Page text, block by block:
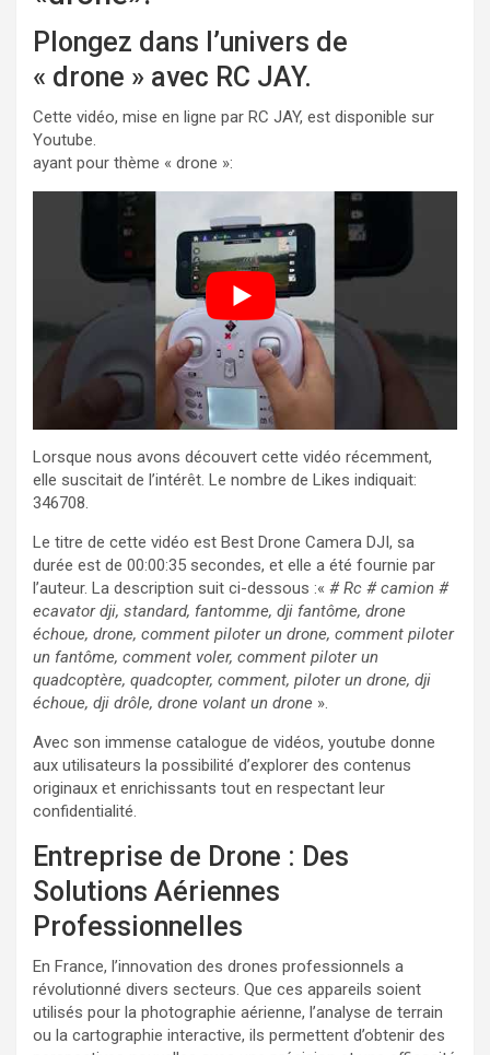
Plongez dans l’univers de
« drone » avec RC JAY.
Cette vidéo, mise en ligne par RC JAY, est disponible sur
Youtube.
ayant pour thème « drone »:
Lorsque nous avons découvert cette vidéo récemment,
elle suscitait de l’intérêt. Le nombre de Likes indiquait:
346708.
Le titre de cette vidéo est Best Drone Camera DJI, sa
durée est de 00:00:35 secondes, et elle a été fournie par
l’auteur. La description suit ci-dessous :« # Rc # camion #
ecavator dji, standard, fantomme, dji fantôme, drone
échoue, drone, comment piloter un drone, comment piloter
un fantôme, comment voler, comment piloter un
quadcoptère, quadcopter, comment, piloter un drone, dji
échoue, dji drôle, drone volant un drone ».
Avec son immense catalogue de vidéos, youtube donne
aux utilisateurs la possibilité d’explorer des contenus
originaux et enrichissants tout en respectant leur
confidentialité.
Entreprise de Drone : Des
Solutions Aériennes
Professionnelles
En France, l’innovation des drones professionnels a
révolutionné divers secteurs. Que ces appareils soient
utilisés pour la photographie aérienne, l’analyse de terrain
ou la cartographie interactive, ils permettent d’obtenir des